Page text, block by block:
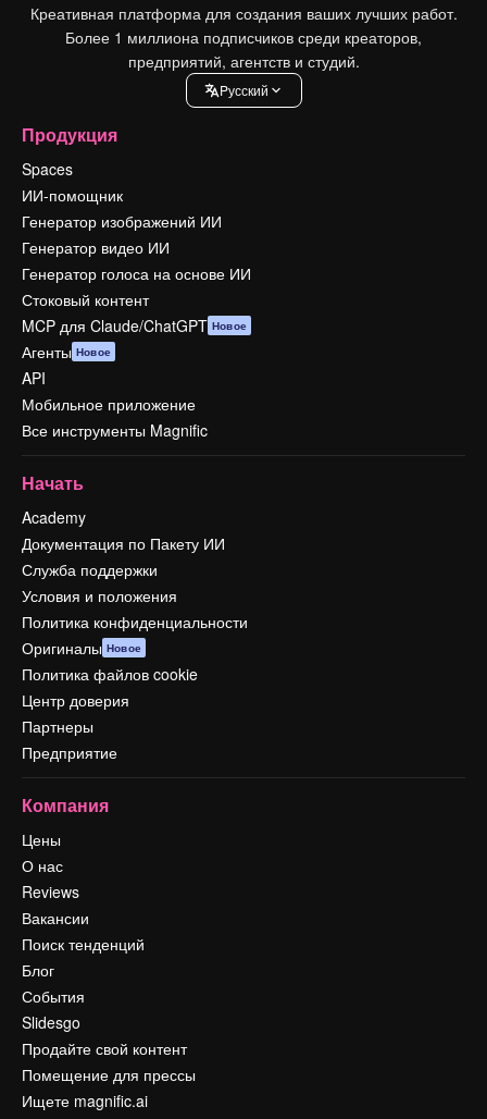
Креативная платформа для создания ваших лучших работ.
Более 1 миллиона подписчиков среди креаторов,
предприятий, агентств и студий.
Pусский
Продукция
Spaces
ИИ-помощник
Генератор изображений ИИ
Генератор видео ИИ
Генератор голоса на основе ИИ
Стоковый контент
MCP для Claude/ChatGPT Новое
Агенты Новое
API
Мобильное приложение
Все инструменты Magnific
Начать
Academy
Документация по Пакету ИИ
Служба поддержки
Условия и положения
Политика конфиденциальности
Оригиналы Новое
Политика файлов cookie
Центр доверия
Партнеры
Предприятие
Компания
Цены
О нас
Reviews
Вакансии
Поиск тенденций
Блог
События
Slidesgo
Продайте свой контент
Помещение для прессы
Ищете magnific.ai